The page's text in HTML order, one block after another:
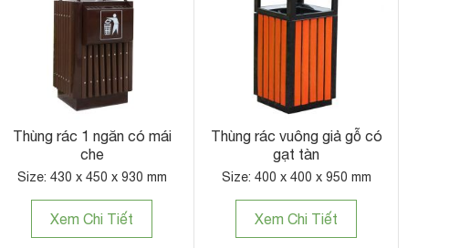
Thùng rác 1 ngăn có mái
che
Size: 430 x 450 x 930 mm
Xem Chi Tiết
Thùng rác vuông giả gỗ có
gạt tàn
Size: 400 x 400 x 950 mm
Xem Chi Tiết